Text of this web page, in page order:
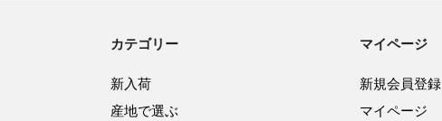
カテゴリー
新入荷
産地で選ぶ
マイページ
新規会員登録
マイページ